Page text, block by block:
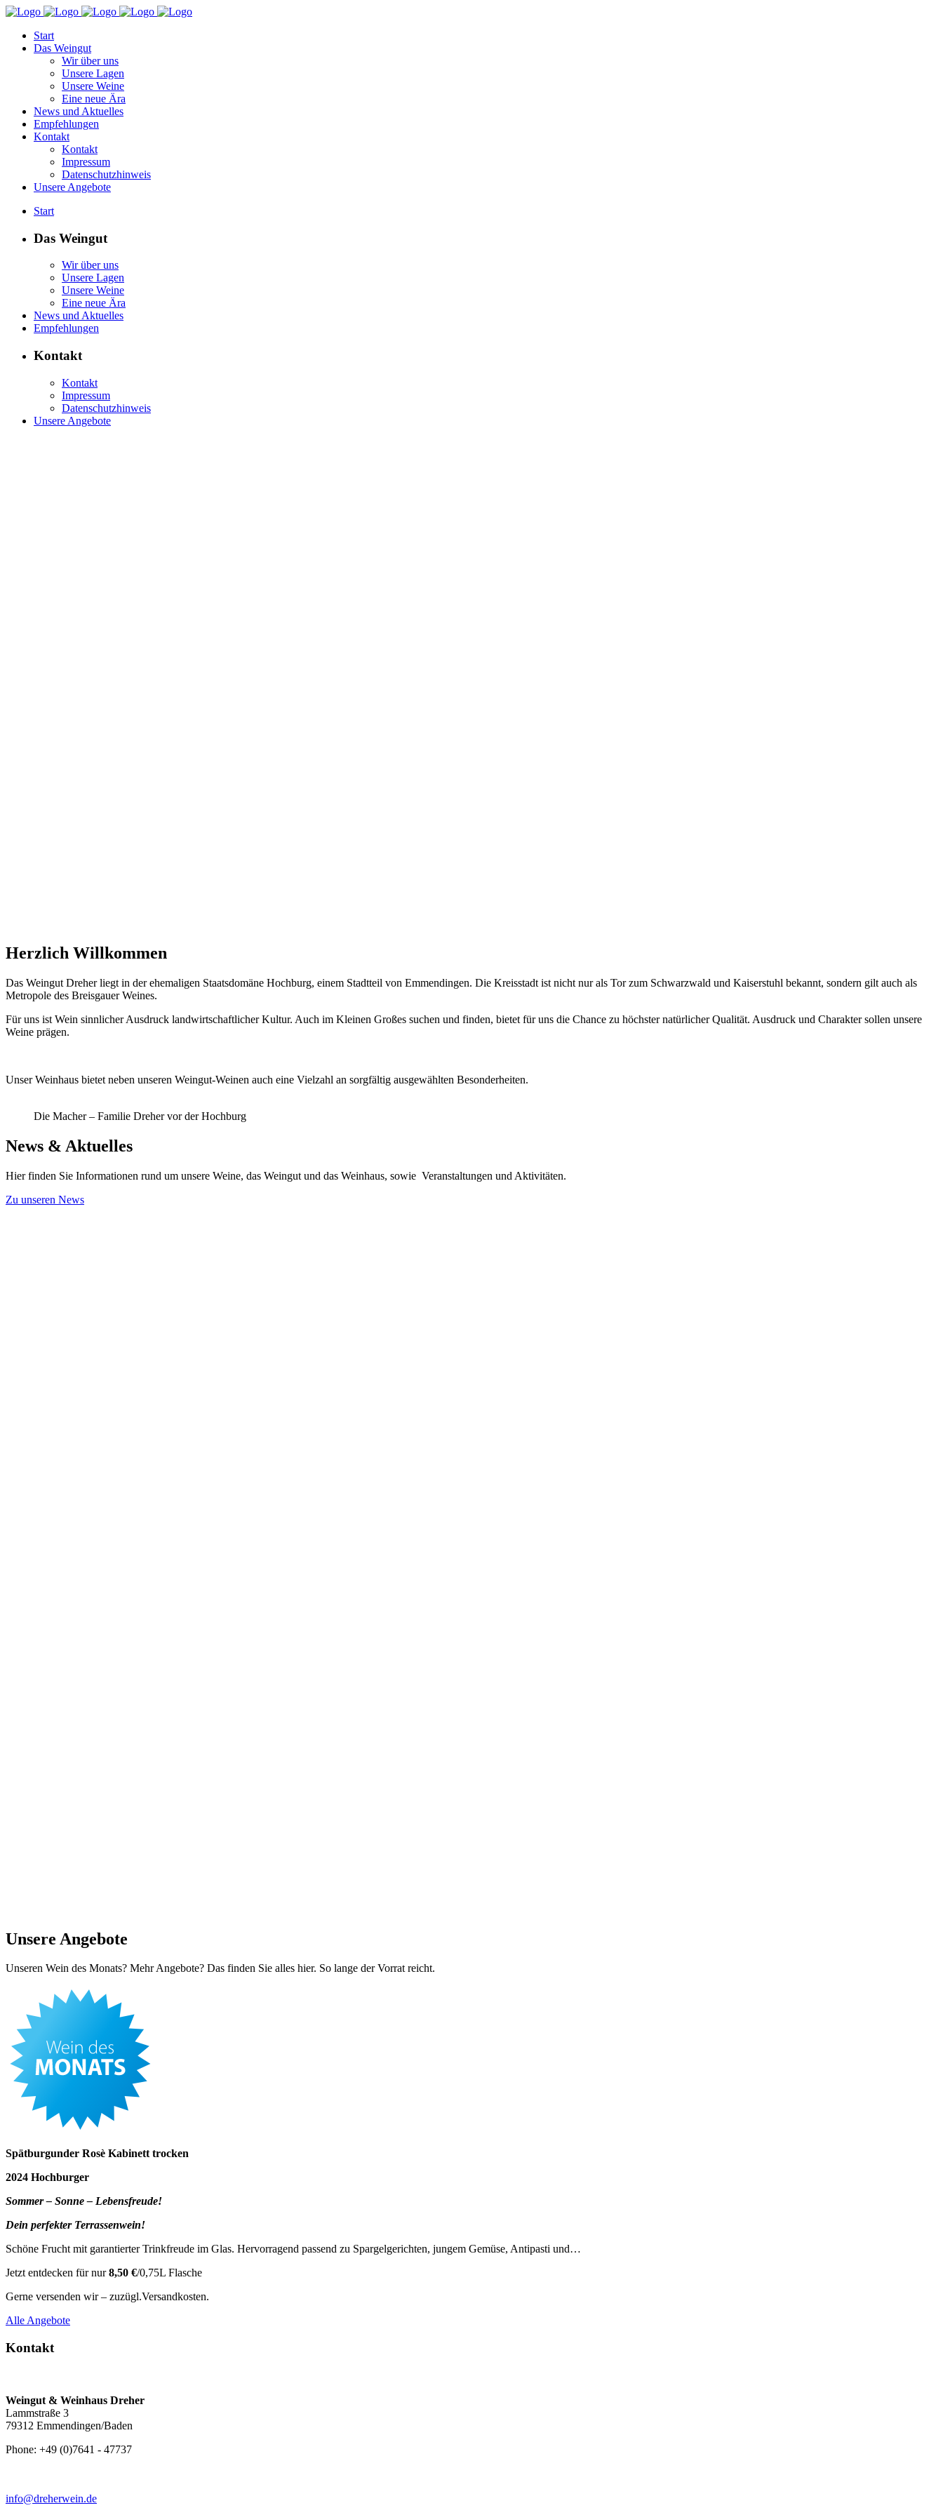
Start
Das Weingut
Wir über uns
Unsere Lagen
Unsere Weine
Eine neue Ära
News und Aktuelles
Empfehlungen
Kontakt
Kontakt
Impressum
Datenschutzhinweis
Unsere Angebote
Start
Das Weingut
Wir über uns
Unsere Lagen
Unsere Weine
Eine neue Ära
News und Aktuelles
Empfehlungen
Kontakt
Kontakt
Impressum
Datenschutzhinweis
Unsere Angebote
Herzlich Willkommen
Das Weingut Dreher liegt in der ehemaligen Staatsdomäne Hochburg, einem Stadtteil von Emmendingen. Die Kreisstadt ist nicht nur als Tor zum Schwarzwald und Kaiserstuhl bekannt, sondern gilt auch als
Metropole des Breisgauer Weines.
Für uns ist Wein sinnlicher Ausdruck landwirtschaftlicher Kultur. Auch im Kleinen Großes suchen und finden, bietet für uns die Chance zu höchster natürlicher Qualität. Ausdruck und Charakter sollen unsere
Weine prägen.
Unser Weinhaus bietet neben unseren Weingut-Weinen auch eine Vielzahl an sorgfältig ausgewählten Besonderheiten.
Die Macher – Familie Dreher vor der Hochburg
News & Aktuelles
Hier finden Sie Informationen rund um unsere Weine, das Weingut und das Weinhaus, sowie Veranstaltungen und Aktivitäten.
Zu unseren News
Unsere Angebote
Unseren Wein des Monats? Mehr Angebote? Das finden Sie alles hier. So lange der Vorrat reicht.
Spätburgunder Rosè Kabinett trocken
2024 Hochburger
Sommer – Sonne – Lebensfreude!
Dein perfekter Terrassenwein!
Schöne Frucht mit garantierter Trinkfreude im Glas. Hervorragend passend zu Spargelgerichten, jungem Gemüse, Antipasti und…
Jetzt entdecken für nur8,50 €/0,75L Flasche
Gerne versenden wir – zuzügl.Versandkosten.
Alle Angebote
Kontakt
Weingut & Weinhaus Dreher
Lammstraße 3
79312 Emmendingen/Baden
Phone: +49 (0)7641 - 47737
info@dreherwein.de